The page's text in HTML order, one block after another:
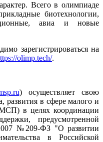
Всего в олимпиаде
биотехнологии,
авиа и новые
зарегистрироваться на
olimp.tech/.
) осуществляет свою
развития в сфере малого и
в целях координации
предусмотренной
№209-ФЗ "О развитии
в Российской